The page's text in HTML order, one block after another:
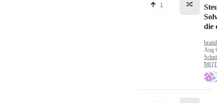
1 🔀
die
Aug